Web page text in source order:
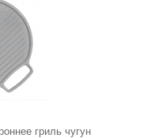
гриль чугун